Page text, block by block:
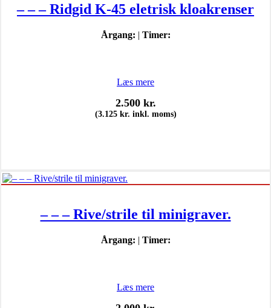
– – – Ridgid K-45 eletrisk kloakrenser
Årgang: | Timer:
Læs mere
2.500 kr.
(3.125 kr. inkl. moms)
– – – Rive/strile til minigraver.
Årgang: | Timer:
Læs mere